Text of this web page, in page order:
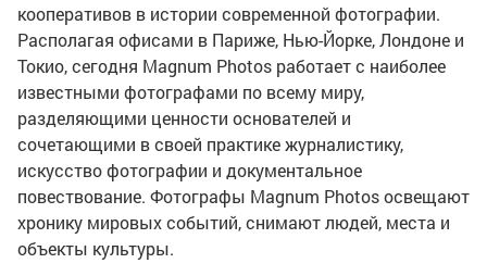
кооперативов в истории современной фотографии.
Располагая офисами в Париже, Нью-Йорке, Лондоне и
Токио, сегодня Magnum Photos работает с наиболее
известными фотографами по всему миру,
разделяющими ценности основателей и
сочетающими в своей практике журналистику,
искусство фотографии и документальное
повествование. Фотографы Magnum Photos освещают
хронику мировых событий, снимают людей, места и
объекты культуры.